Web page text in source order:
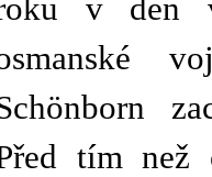
v den
tím než